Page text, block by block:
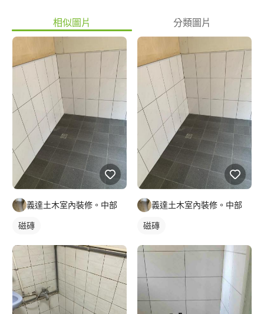
相似圖片 分類圖片
義達土木室內裝修。中部
磁磚
義達土木室內裝修。中部
磁磚